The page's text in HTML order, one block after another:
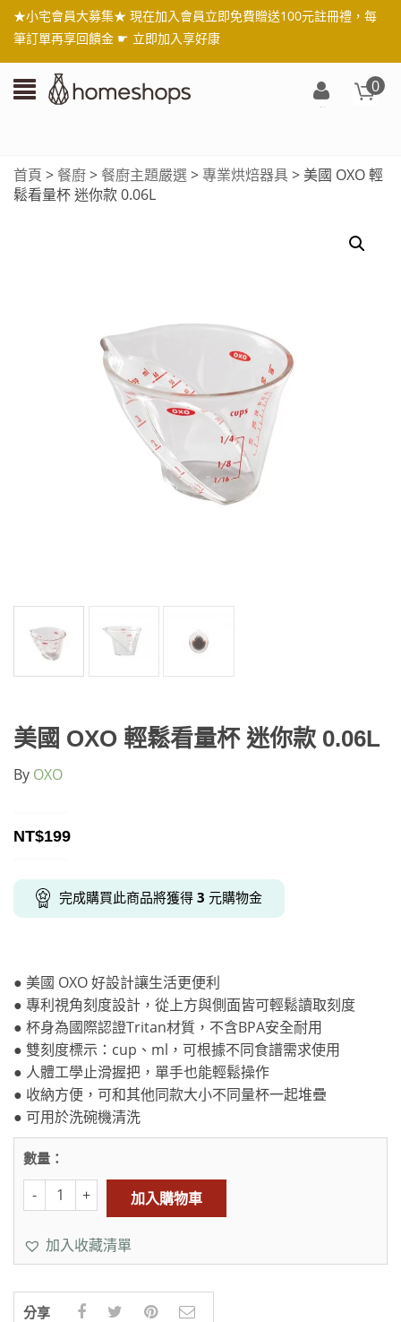
★小宅會員大募集★ 現在加入會員立即免費贈送100元註冊禮，每
筆訂單再享回饋金 ☛ 立即加入享好康
0
冊
首頁 > 餐廚> 餐廚主題嚴選>專業烘焙器具> 美國 OXO 輕
鬆看量杯 迷你款 0.06L
美國 OXO 輕鬆看量杯 迷你款 0.06L
By OXO
NT$199
完成購買此商品將獲得 3 元購物金
● 美國 OXO 好設計讓生活更便利
● 專利視角刻度設計，從上方與側面皆可輕鬆讀取刻度
● 杯身為國際認證Tritan材質，不含BPA安全耐用
● 雙刻度標示：cup、ml，可根據不同食譜需求使用
● 人體工學止滑握把，單手也能輕鬆操作
● 收納方便，可和其他同款大小不同量杯一起堆疊
● 可用於洗碗機清洗
數量：
加入購物車
加入收藏清單
分享